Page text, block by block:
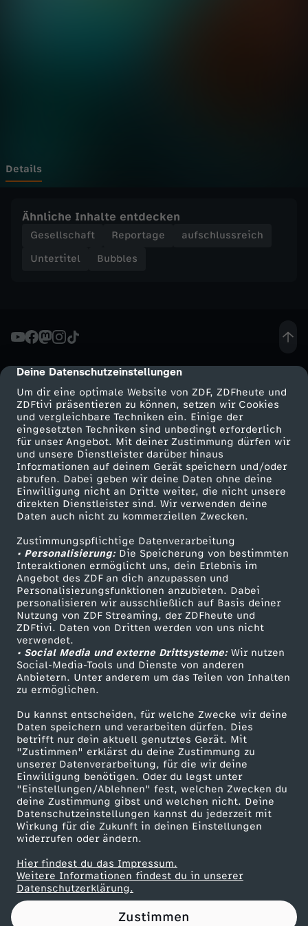
cmp-dialog-description
Deine Datenschutzeinstellungen
Um dir eine optimale Website von ZDF, ZDFheute und
ZDFtivi präsentieren zu können, setzen wir Cookies
und vergleichbare Techniken ein. Einige der
eingesetzten Techniken sind unbedingt erforderlich
für unser Angebot. Mit deiner Zustimmung dürfen wir
und unsere Dienstleister darüber hinaus
Informationen auf deinem Gerät speichern und/oder
abrufen. Dabei geben wir deine Daten ohne deine
Einwilligung nicht an Dritte weiter, die nicht unsere
direkten Dienstleister sind. Wir verwenden deine
Daten auch nicht zu kommerziellen Zwecken.
Zustimmungspflichtige Datenverarbeitung
• Personalisierung:Die Speicherung von bestimmten
Interaktionen ermöglicht uns, dein Erlebnis im
Angebot des ZDF an dich anzupassen und
Personalisierungsfunktionen anzubieten. Dabei
personalisieren wir ausschließlich auf Basis deiner
Nutzung von ZDF Streaming, der ZDFheute und
ZDFtivi. Daten von Dritten werden von uns nicht
verwendet.
• Social Media und externe Drittsysteme:Wir nutzen
Social-Media-Tools und Dienste von anderen
Anbietern. Unter anderem um das Teilen von Inhalten
zu ermöglichen.
Du kannst entscheiden, für welche Zwecke wir deine
Daten speichern und verarbeiten dürfen. Dies
betrifft nur dein aktuell genutztes Gerät. Mit
"Zustimmen" erklärst du deine Zustimmung zu
unserer Datenverarbeitung, für die wir deine
Einwilligung benötigen. Oder du legst unter
"Einstellungen/Ablehnen" fest, welchen Zwecken du
deine Zustimmung gibst und welchen nicht. Deine
Datenschutzeinstellungen kannst du jederzeit mit
Wirkung für die Zukunft in deinen Einstellungen
widerrufen oder ändern.
Hier findest du das Impressum.
Weitere Informationen findest du in unserer
Datenschutzerklärung.
Zustimmen
i
g
I
n
t
e
r
n
e
t
-
w
a
s
t
u
n
g
e
g
Details
Ähnliche Inhalte entdecken
Gesellschaft Reportage
aufschlussreich
Untertitel
Bubbles
Mehr ZDF
ZDF-Apps
Smart TV
ZDFtext
Livestreams
Sendungen A-Z
TV-Programm
Service
ZDFmitreden
Kontakt zum ZDF
Tickets
Zuschauerservice
Hilfe
ZDF Unternehmen
Karriere
ZDF goes Schule
Werbefernsehen
Mainzelmännchen
Partner